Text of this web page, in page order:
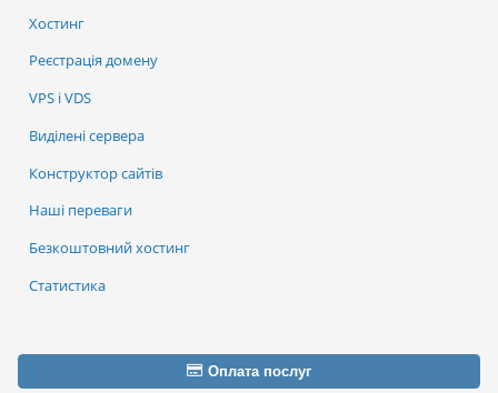
Хостинг
Реєстрація домену
VPS і VDS
Виділені сервера
Конструктор сайтів
Наші переваги
Безкоштовний хостинг
Статистика
Оплата послуг